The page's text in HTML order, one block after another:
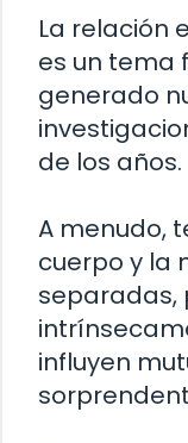
La relación
es un tema
generado
de los años.
A menudo,
cuerpo y la
separadas,
influyen